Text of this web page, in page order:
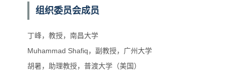
组织委员会成员
丁峰，教授，南昌大学
Muhammad Shafiq，副教授，广州大学
胡暑，助理教授，普渡大学（美国）